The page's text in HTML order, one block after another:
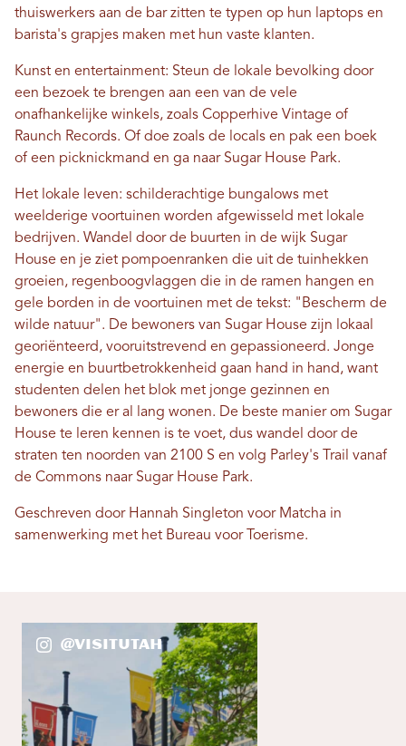
thuiswerkers aan de bar zitten te typen op hun laptops en
barista's grapjes maken met hun vaste klanten.
Kunst en entertainment: Steun de lokale bevolking door
een bezoek te brengen aan een van de vele
onafhankelijke winkels, zoals Copperhive Vintage of
Raunch Records. Of doe zoals de locals en pak een boek
of een picknickmand en ga naar Sugar House Park.
Het lokale leven: schilderachtige bungalows met
weelderige voortuinen worden afgewisseld met lokale
bedrijven. Wandel door de buurten in de wijk Sugar
House en je ziet pompoenranken die uit de tuinhekken
groeien, regenboogvlaggen die in de ramen hangen en
gele borden in de voortuinen met de tekst: "Bescherm de
wilde natuur". De bewoners van Sugar House zijn lokaal
georiënteerd, vooruitstrevend en gepassioneerd. Jonge
energie en buurtbetrokkenheid gaan hand in hand, want
studenten delen het blok met jonge gezinnen en
bewoners die er al lang wonen. De beste manier om Sugar
House te leren kennen is te voet, dus wandel door de
straten ten noorden van 2100 S en volg Parley's Trail vanaf
de Commons naar Sugar House Park.
Geschreven door Hannah Singleton voor Matcha in
samenwerking met het Bureau voor Toerisme.
@VisitUtah